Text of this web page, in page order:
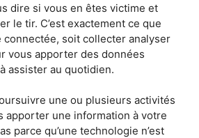
dire si vous en êtes victime et
le tir. C’est exactement ce que
soit collecter analyser
vous apporter des données
assister au quotidien.
une ou plusieurs activités
apporter une information à votre
parce qu’une technologie n’est